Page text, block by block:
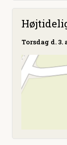
Torsdag d. 3.